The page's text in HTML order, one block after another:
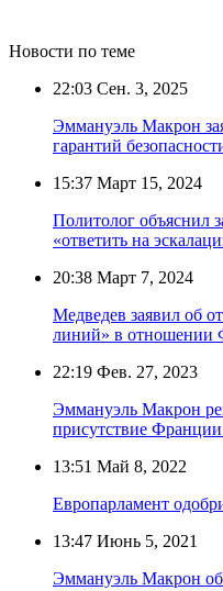
Новости по теме
22:03 Сен. 3, 2025
Эммануэль Макрон
гарантий
15:37 Март 15, 2024
Политолог объяснил
«ответить на
20:38 Март 7, 2024
Медведев заявил об
линий» в отношении
22:19 Фев. 27, 2023
Эммануэль Макрон
присутствие
13:51 Май 8, 2022
Европарламент
13:47 Июнь 5, 2021
Эммануэль Макрон